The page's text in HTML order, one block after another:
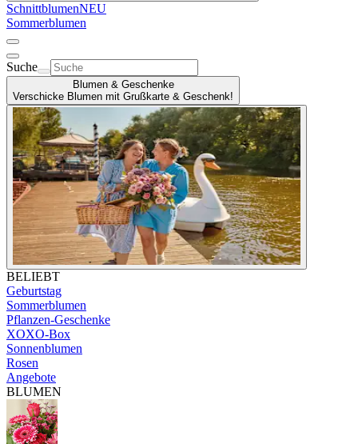
SchnittblumenNEU
Sommerblumen
Suche
Blumen & Geschenke
Verschicke Blumen mit Grußkarte & Geschenk!
BELIEBT
Geburtstag
Sommerblumen
Pflanzen-Geschenke
XOXO-Box
Sonnenblumen
Rosen
Angebote
BLUMEN